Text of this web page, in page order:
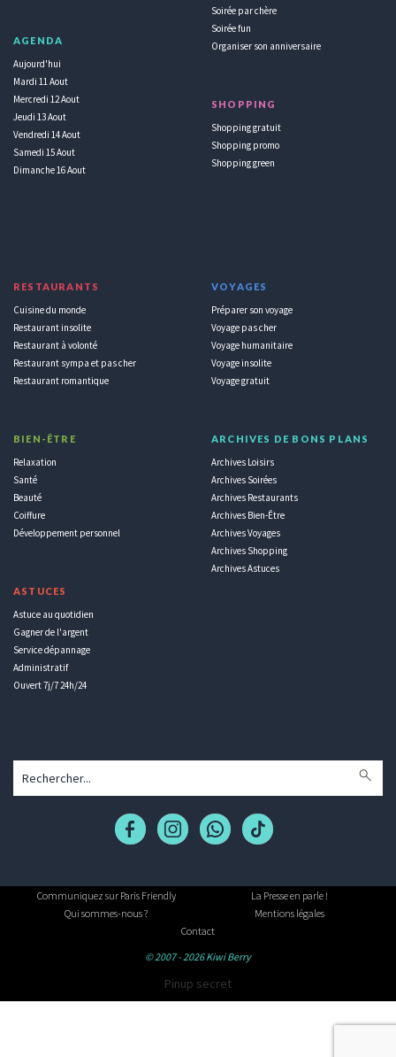
AGENDA
Aujourd'hui
Mardi 11 Aout
Mercredi 12 Aout
Jeudi 13 Aout
Vendredi 14 Aout
Samedi 15 Aout
Dimanche 16 Aout
Soirée par chère
Soirée fun
Organiser son anniversaire
SHOPPING
Shopping gratuit
Shopping promo
Shopping green
RESTAURANTS
Cuisine du monde
Restaurant insolite
Restaurant à volonté
Restaurant sympa et pas cher
Restaurant romantique
BIEN-ÊTRE
Relaxation
Santé
Beauté
Coiffure
Développement personnel
ASTUCES
Astuce au quotidien
Gagner de l'argent
Service dépannage
Administratif
Ouvert 7j/7 24h/24
VOYAGES
Préparer son voyage
Voyage pas cher
Voyage humanitaire
Voyage insolite
Voyage gratuit
ARCHIVES DE BONS PLANS
Archives Loisirs
Archives Soirées
Archives Restaurants
Archives Bien-Être
Archives Voyages
Archives Shopping
Archives Astuces
Communiquez sur Paris Friendly
La Presse en parle !
Qui sommes-nous ?
Mentions légales
Contact
© 2007 - 2026 Kiwi Berry
Pinup secret